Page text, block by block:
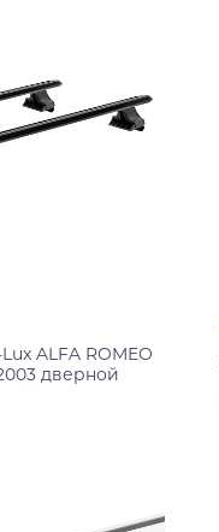
ALFA ROMEO
дверной
черный с